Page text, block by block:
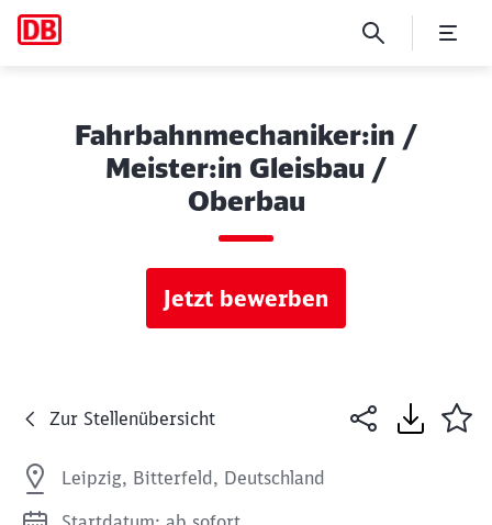
Fahrbahnmechaniker:in /
Meister:in Gleisbau /
Oberbau
Jetzt bewerben
Zur Stellenübersicht
Leipzig, Bitterfeld, Deutschland